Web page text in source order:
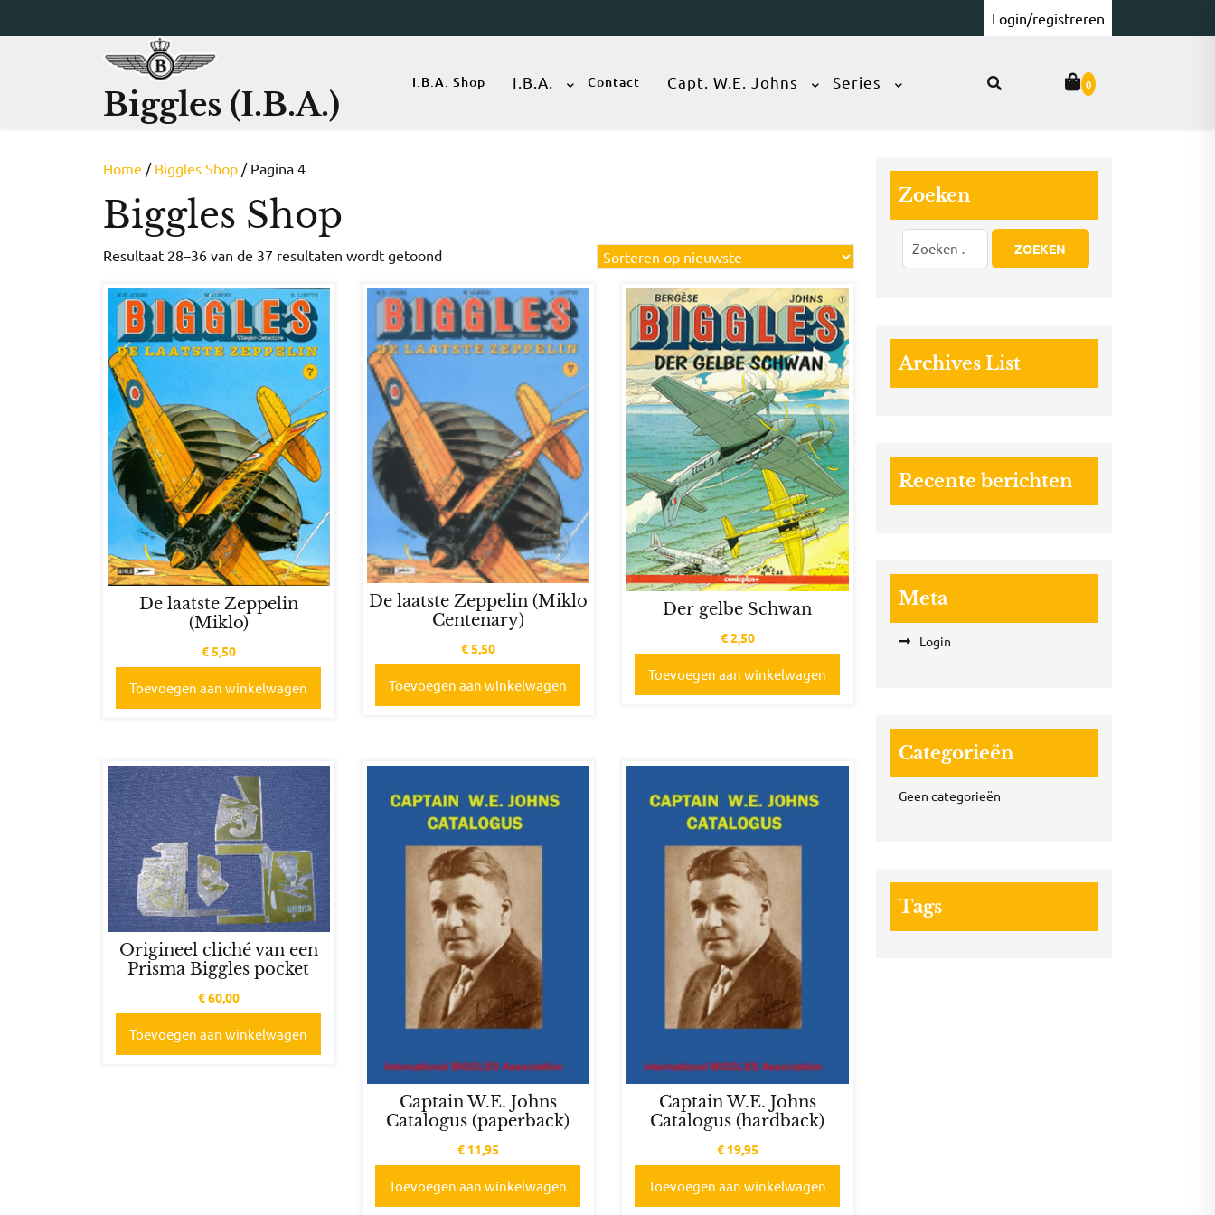
naar
Login/registreren
Biggles (I.B.A.)
I.B.A. Shop I.B.A. Contact Capt. W.E. Johns Series 0
Home / Biggles Shop / Pagina 4
Biggles Shop
Resultaat 28–36 van de 37 resultaten wordt getoondGesorteerd
nieuwste
De laatste Zeppelin
(Miklo)
€5,50
Toevoegen aan winkelwagen
De laatste Zeppelin (Miklo
Centenary)
€5,50
Toevoegen aan winkelwagen
Der gelbe Schwan
€2,50
Toevoegen aan winkelwagen
Origineel cliché van een
Prisma Biggles pocket
€60,00
Toevoegen aan winkelwagen
Captain W.E. Johns
Catalogus (paperback)
€11,95
Toevoegen aan winkelwagen
Captain W.E. Johns
Catalogus (hardback)
€19,95
Toevoegen aan winkelwagen
Zoeken
Archives List
Recente berichten
Meta
Login
Categorieën
Geen categorieën
Tags